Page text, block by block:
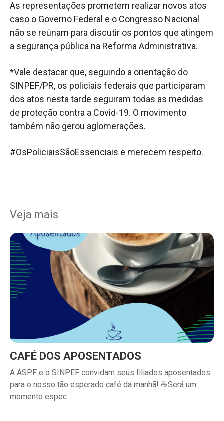
As representações prometem realizar novos atos
caso o Governo Federal e o Congresso Nacional
não se reúnam para discutir os pontos que atingem
a segurança pública na Reforma Administrativa.
*Vale destacar que, seguindo a orientação do
SINPEF/PR, os policiais federais que participaram
dos atos nesta tarde seguiram todas as medidas
de proteção contra a Covid-19. O movimento
também não gerou aglomerações.
#OsPoliciaisSãoEssenciais e merecem respeito.
Veja mais
CAFÉ DOS APOSENTADOS
A ASPF e o SINPEF convidam seus filiados aposentados
para o nosso tão esperado café da manhã! ☕Será um
momento espec...